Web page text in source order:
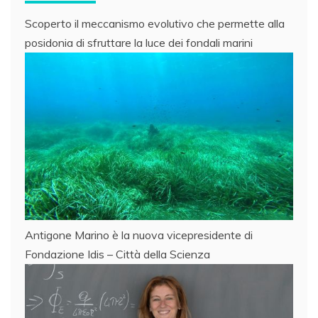
Scoperto il meccanismo evolutivo che permette alla
posidonia di sfruttare la luce dei fondali marini
Antigone Marino è la nuova vicepresidente di
Fondazione Idis – Città della Scienza